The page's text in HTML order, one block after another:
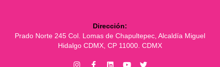
Dirección:
Prado Norte 245 Col. Lomas de Chapultepec, Alcaldía Miguel
Hidalgo CDMX, CP 11000. CDMX